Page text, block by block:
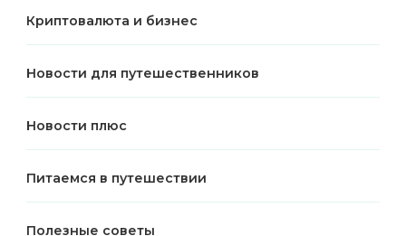
Криптовалюта и бизнес
Новости для путешественников
Новости плюс
Питаемся в путешествии
Полезные советы